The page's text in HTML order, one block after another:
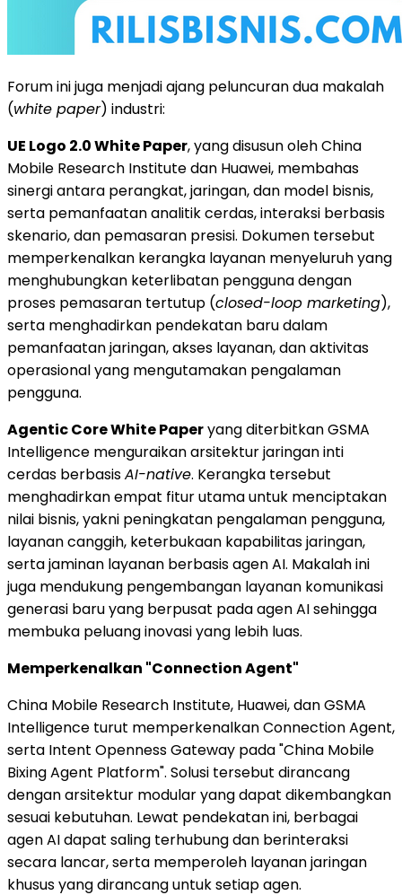
Forum ini juga menjadi ajang peluncuran dua makalah
(white paper) industri:
UE Logo 2.0 White Paper, yang disusun oleh China
Mobile Research Institute dan Huawei, membahas
sinergi antara perangkat, jaringan, dan model bisnis,
serta pemanfaatan analitik cerdas, interaksi berbasis
skenario, dan pemasaran presisi. Dokumen tersebut
memperkenalkan kerangka layanan menyeluruh yang
menghubungkan keterlibatan pengguna dengan
proses pemasaran tertutup (closed-loop marketing),
serta menghadirkan pendekatan baru dalam
pemanfaatan jaringan, akses layanan, dan aktivitas
operasional yang mengutamakan pengalaman
pengguna.
Agentic Core White Paperyang diterbitkan GSMA
Intelligence menguraikan arsitektur jaringan inti
cerdas berbasisAI-native. Kerangka tersebut
menghadirkan empat fitur utama untuk menciptakan
nilai bisnis, yakni peningkatan pengalaman pengguna,
layanan canggih, keterbukaan kapabilitas jaringan,
serta jaminan layanan berbasis agen AI. Makalah ini
juga mendukung pengembangan layanan komunikasi
generasi baru yang berpusat pada agen AI sehingga
membuka peluang inovasi yang lebih luas.
Memperkenalkan "Connection Agent"
China Mobile Research Institute, Huawei, dan GSMA
Intelligence turut memperkenalkan Connection Agent,
serta Intent Openness Gateway pada "China Mobile
Bixing Agent Platform". Solusi tersebut dirancang
dengan arsitektur modular yang dapat dikembangkan
sesuai kebutuhan. Lewat pendekatan ini, berbagai
agen AI dapat saling terhubung dan berinteraksi
secara lancar, serta memperoleh layanan jaringan
khusus yang dirancang untuk setiap agen.